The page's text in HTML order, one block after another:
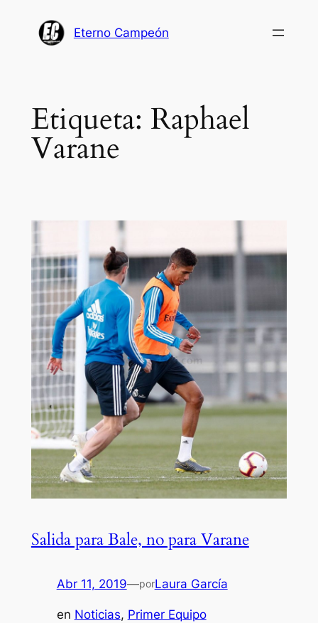
Eterno Campeón
Etiqueta: Raphael
Varane
Salida para Bale, no para Varane
Abr 11, 2019—porLaura García
en Noticias, Primer Equipo